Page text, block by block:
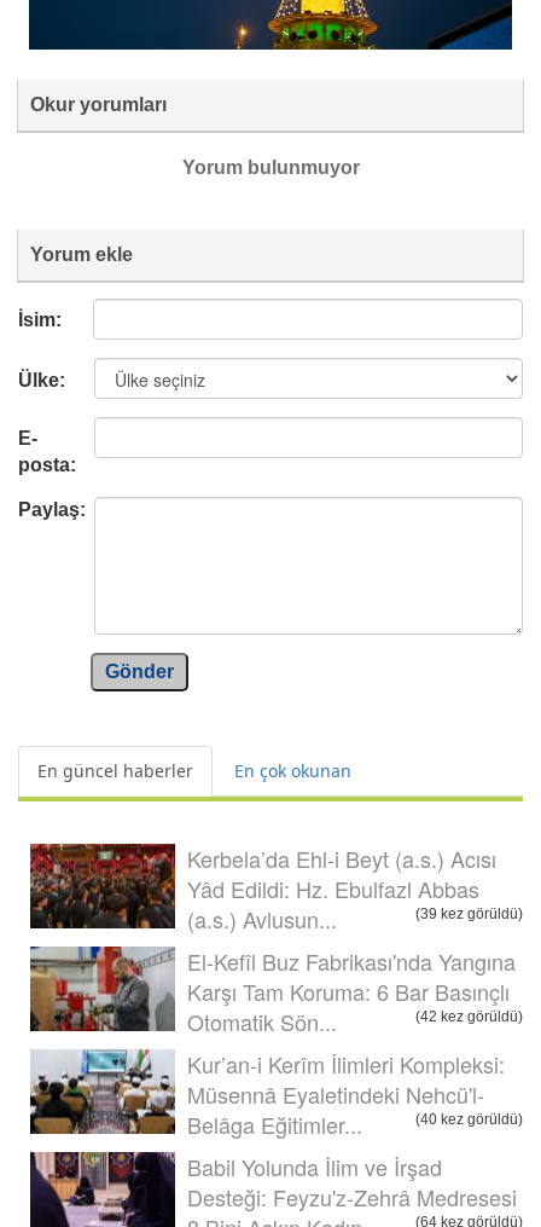
Okur yorumları
Yorum bulunmuyor
Yorum ekle
İsim:
Ülke:
E-
posta:
Paylaş:
Gönder
En güncel haberler En çok okunan
Kerbela’da Ehl-i Beyt (a.s.) Acısı
Yâd Edildi: Hz. Ebulfazl Abbas
(a.s.) Avlusun...
(39 kez görüldü)
El-Kefîl Buz Fabrikası'nda Yangına
Karşı Tam Koruma: 6 Bar Basınçlı
Otomatik Sön...
(42 kez görüldü)
Kur’an-i Kerîm İlimleri Kompleksi:
Müsennâ Eyaletindeki Nehcü'l-
Belâga Eğitimler...
(40 kez görüldü)
Babil Yolunda İlim ve İrşad
Desteği: Feyzu'z-Zehrâ Medresesi
(64 kez görüldü)